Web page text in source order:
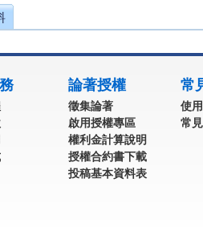
論著授權
徵集論著
啟用授權專區
權利金計算說明
授權合約書下載
投稿基本資料表
常
使
常